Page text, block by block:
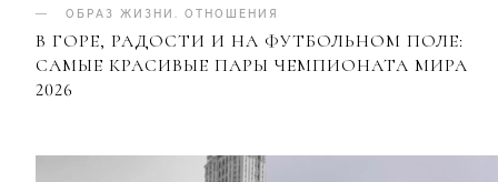
ОБРАЗ ЖИЗНИ . ОТНОШЕНИЯ
В ГОРЕ, РАДОСТИ И НА ФУТБОЛЬНОМ ПОЛЕ:
САМЫЕ КРАСИВЫЕ ПАРЫ ЧЕМПИОНАТА МИРА
2026